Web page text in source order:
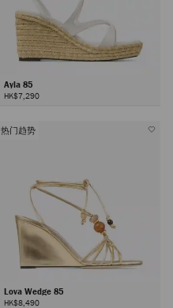
Ayla 85
HK$7,290
热门趋势
Lova Wedge 85
HK$8,490